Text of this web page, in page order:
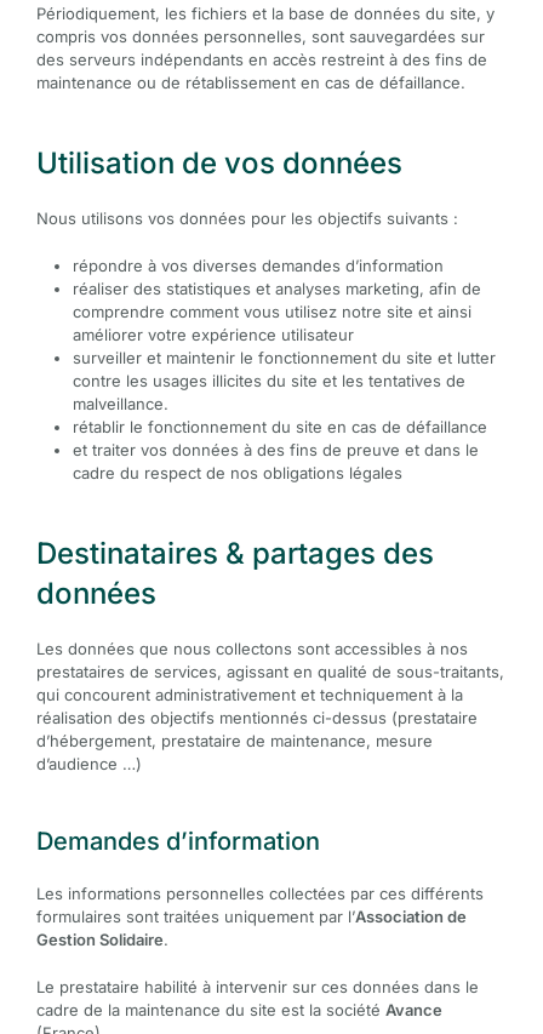
Périodiquement, les fichiers et la base de données du site, y
compris vos données personnelles, sont sauvegardées sur
des serveurs indépendants en accès restreint à des fins de
maintenance ou de rétablissement en cas de défaillance.
Utilisation de vos données
Nous utilisons vos données pour les objectifs suivants :
répondre à vos diverses demandes d’information
réaliser des statistiques et analyses marketing, afin de
comprendre comment vous utilisez notre site et ainsi
améliorer votre expérience utilisateur
surveiller et maintenir le fonctionnement du site et lutter
contre les usages illicites du site et les tentatives de
malveillance.
rétablir le fonctionnement du site en cas de défaillance
et traiter vos données à des fins de preuve et dans le
cadre du respect de nos obligations légales
Destinataires & partages des
données
Les données que nous collectons sont accessibles à nos
prestataires de services, agissant en qualité de sous-traitants,
qui concourent administrativement et techniquement à la
réalisation des objectifs mentionnés ci-dessus (prestataire
d’hébergement, prestataire de maintenance, mesure
d’audience …)
Demandes d’information
Les informations personnelles collectées par ces différents
formulaires sont traitées uniquement par l’Association de
Gestion Solidaire.
Le prestataire habilité à intervenir sur ces données dans le
cadre de la maintenance du site est la société Avance